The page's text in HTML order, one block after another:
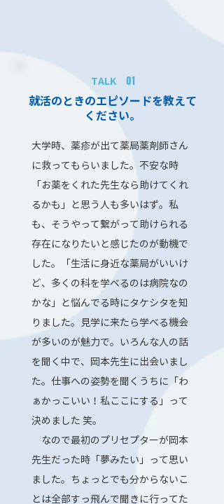
TALK 01
就活のときのエピソードを教えて
ください。
大学時、薬疹が出て薬局薬剤師さん
に救ってもらいました。不安な時
「お薬をくれた先生なら助けてくれ
るかも」と思う人も多いはず。私
も、そうやって繋がって助けられる
存在になりたいと感じたのが動機で
した。「生活に身近な薬局がいいけ
ど、多くの科を学べるのは病院なの
かな」と悩んでる時にタケシタを知
りました。見学に来たら学べる機会
が多いのが魅力で。いろんな人の話
を聞く中で、岡本先生に出会いまし
た。仕事への姿勢を聞くうちに「わ
ぁかっこいい！私ここにする」って
決めました 笑。
なので最初のプリセプターが岡本
先生だった時「夢みたい」って思い
ました。ちょっとでも分からないこ
とは全部すっ飛んで聞きに行ってた